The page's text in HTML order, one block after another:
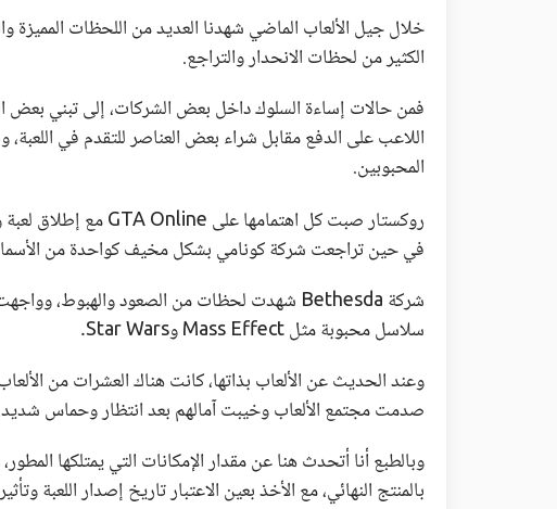
خلال جيل الألعاب الماضي شهدنا العديد من اللحظات
الكثير من لحظات الانحدار والتراجع.
فمن حالات إساءة السلوك داخل بعض الشركات، إلى تبني بعض
اللاعب على الدفع مقابل شراء بعض العناصر للتقدم في
المحبوبين.
روكستار صبت كل اهتمامها على GTA Online مع إطلاق لعبة واحدة فقط وهي
في حين تراجعت شركة كونامي بشكل مخيف كواحدة من الأسماء
سلاسل محبوبة مثل Mass Effect وStar Wars.
وعند الحديث عن الألعاب بذاتها، كانت هناك العشرات من
صدمت مجتمع الألعاب وخيبت آمالهم بعد انتظار وحماس
وبالطبع أنا أتحدث هنا عن مقدار الإمكانات التي يمتلكها
بالمنتج النهائي، مع الأخذ بعين الاعتبار تاريخ إصدار